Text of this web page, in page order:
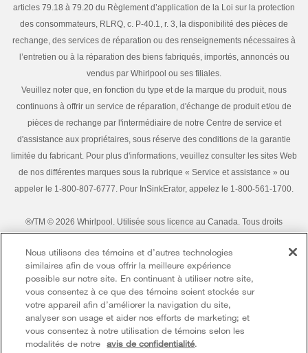
Services de livraison et d'installation
Services d'abonnement
Résidents du Québec
Certification Éco et homologation ENERGY STAR® Whirlpool
Informations relatives aux rappels
Entreprise Whirlpool
Whirlpool au Canada
articles 79.18 à 79.20 du Règlement d’application de la Loi sur la protection
des consommateurs, RLRQ, c. P-40.1, r. 3, la disponibilité des pièces de
rechange, des services de réparation ou des renseignements nécessaires à
l’entretien ou à la réparation des biens fabriqués, importés, annoncés ou
vendus par Whirlpool ou ses filiales.
Veuillez noter que, en fonction du type et de la marque du produit, nous
continuons à offrir un service de réparation, d'échange de produit et/ou de
pièces de rechange par l'intermédiaire de notre Centre de service et
d'assistance aux propriétaires, sous réserve des conditions de la garantie
limitée du fabricant. Pour plus d'informations, veuillez consulter les sites Web
de nos différentes marques sous la rubrique « Service et assistance » ou
appeler le 1-800-807-6777. Pour InSinkErator, appelez le 1-800-561-1700.
®/TM © 2026 Whirlpool. Utilisée sous licence au Canada. Tous droits
compagnies respect.
Ce marchand en ligne est situé au 200-6750, avenue Century, Mississauga
(Ontario) L5N 0B7
Modalités Avis de confidentialité Plan du site
Communiquez avec nous
Nous utilisons des témoins et d’autres technologies
similaires afin de vous offrir la meilleure expérience
possible sur notre site. En continuant à utiliser notre site,
vous consentez à ce que des témoins soient stockés sur
votre appareil afin d’améliorer la navigation du site,
analyser son usage et aider nos efforts de marketing; et
vous consentez à notre utilisation de témoins selon les
modalités de notre avis de confidentialité.